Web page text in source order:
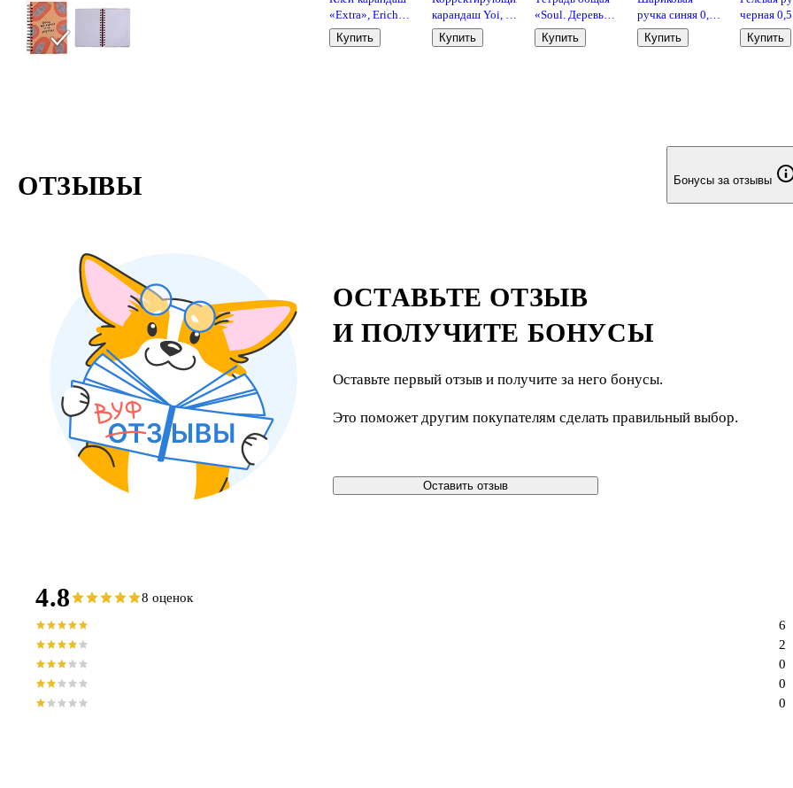
«Extra», Erich
Krause, 15 г
Купить
карандаш Yoi, 6
мл,
металлический
Купить
«Soul. Деревья»,
120 листов в
клетку, А5 - Be
Купить
ручка синяя 0,7
мм, BPS-GP-F L,
Pilot
Купить
черная 0,5
Slider,
Купить
ОТЗЫВЫ Бонусы за отзывы
ОСТАВЬТЕ ОТЗЫВ
И ПОЛУЧИТЕ БОНУСЫ
Оставьте первый отзыв и получите за него бонусы.
Это поможет другим покупателям сделать правильный выбор.
Оставить отзыв
4.8 8 оценок
0
0
0
2
6